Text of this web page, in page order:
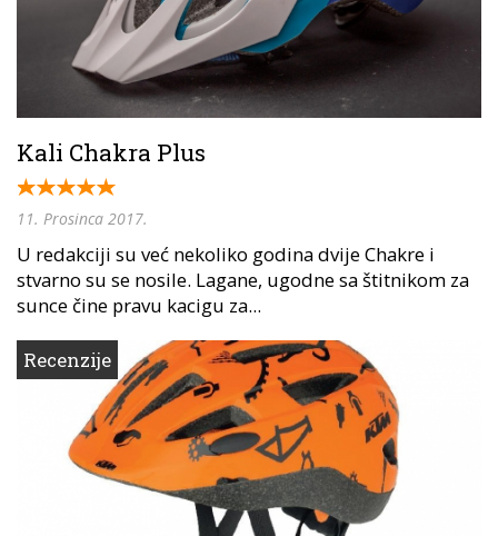
Kali Chakra Plus
11. Prosinca 2017.
U redakciji su već nekoliko godina dvije Chakre i
stvarno su se nosile. Lagane, ugodne sa štitnikom za
sunce čine pravu kacigu za...
Recenzije